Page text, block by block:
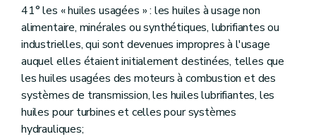
41° les « huiles usagées » : les huiles à usage non
alimentaire, minérales ou synthétiques, lubrifiantes ou
industrielles, qui sont devenues impropres à l'usage
auquel elles étaient initialement destinées, telles que
les huiles usagées des moteurs à combustion et des
systèmes de transmission, les huiles lubrifiantes, les
huiles pour turbines et celles pour systèmes
hydrauliques;